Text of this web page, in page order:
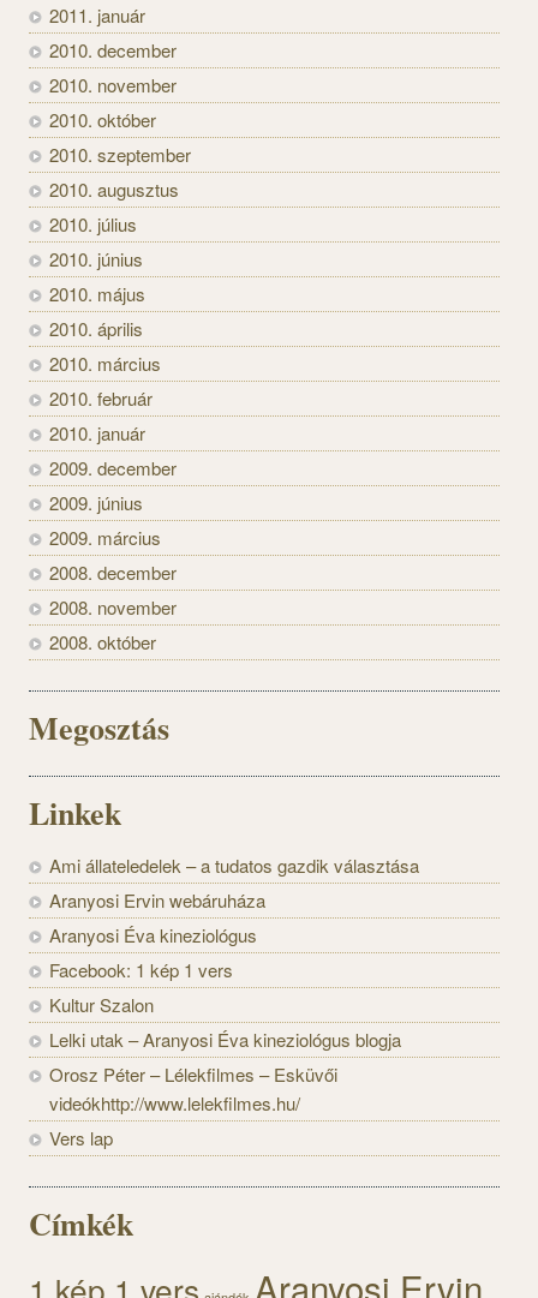
2011. január
2010. december
2010. november
2010. október
2010. szeptember
2010. augusztus
2010. július
2010. június
2010. május
2010. április
2010. március
2010. február
2010. január
2009. december
2009. június
2009. március
2008. december
2008. november
2008. október
Megosztás
Linkek
Ami állateledelek – a tudatos gazdik választása
Aranyosi Ervin webáruháza
Aranyosi Éva kineziológus
Facebook: 1 kép 1 vers
Kultur Szalon
Lelki utak – Aranyosi Éva kineziológus blogja
Orosz Péter – Lélekfilmes – Esküvői
videókhttp://www.lelekfilmes.hu/
Vers lap
Címkék
1 kép 1 vers Aranyosi Ervin